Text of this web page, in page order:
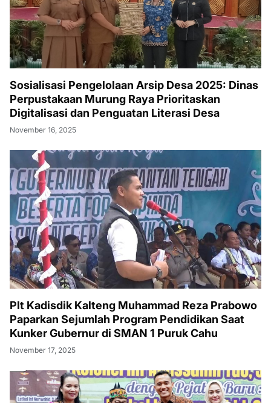
Sosialisasi Pengelolaan Arsip Desa 2025: Dinas
Perpustakaan Murung Raya Prioritaskan
Digitalisasi dan Penguatan Literasi Desa
November 16, 2025
Plt Kadisdik Kalteng Muhammad Reza Prabowo
Paparkan Sejumlah Program Pendidikan Saat
Kunker Gubernur di SMAN 1 Puruk Cahu
November 17, 2025